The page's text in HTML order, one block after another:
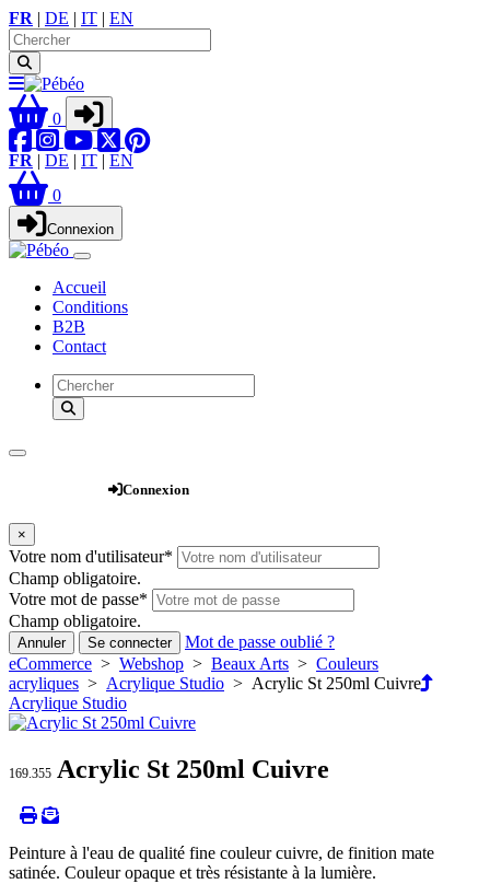
FR | DE | IT | EN
0
FR | DE | IT | EN
0
Connexion
Accueil
Conditions
B2B
Contact
Connexion
×
Votre nom d'utilisateur*
Champ obligatoire.
Votre mot de passe*
Champ obligatoire.
Annuler Se connecter
Mot de passe oublié ?
eCommerce > Webshop > Beaux Arts > Couleurs
acryliques > Acrylique Studio > Acrylic St 250ml Cuivre
Acrylique Studio
169.355 Acrylic St 250ml Cuivre
Peinture à l'eau de qualité fine couleur cuivre, de finition mate
satinée. Couleur opaque et très résistante à la lumière.